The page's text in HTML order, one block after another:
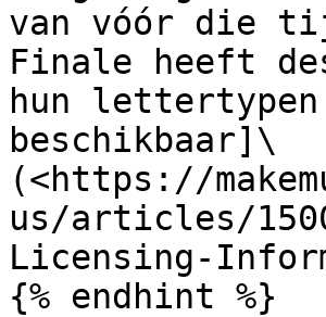
van vóór die
Finale heeft
hun
beschikbaar]\
(<https://
us/articles/
Licensing-
{% endhint %}